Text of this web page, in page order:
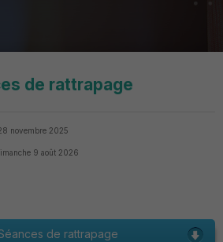
de rattrapage
novembre 2025
9 août 2026
de rattrapage